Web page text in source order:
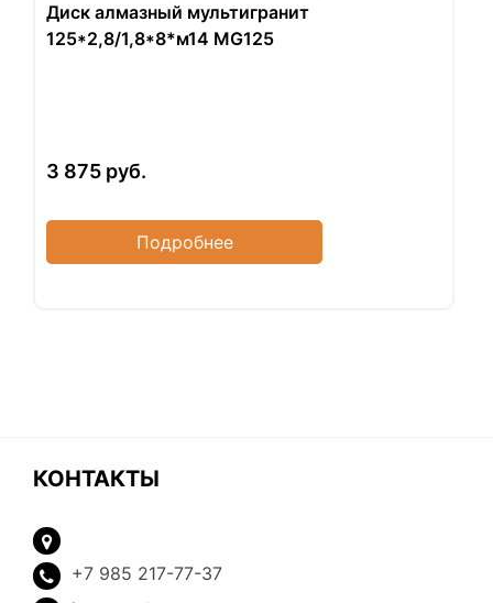
Диск алмазный мультигранит
125*2,8/1,8*8*м14 MG125
3 875 руб.
Подробнее
КОНТАКТЫ
+7 985 217-77-37